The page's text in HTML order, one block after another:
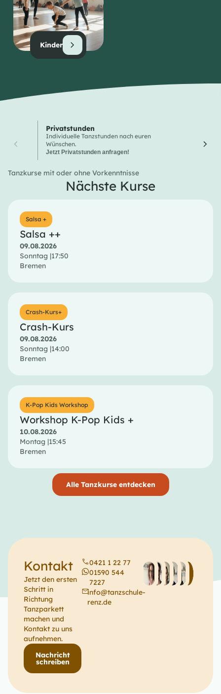
Kinder
Privatstunden
Individuelle Tanzstunden nach euren
Wünschen.
Jetzt Privatstunden anfragen!
Tanzkurse mit oder ohne Vorkenntnisse
Nächste Kurse
Salsa +
Salsa ++
09.08.2026
Sonntag |17:50
Bremen
Crash-Kurs+
Crash-Kurs
09.08.2026
Sonntag |14:00
Bremen
K-Pop Kids Workshop
Workshop K-Pop Kids +
10.08.2026
Montag |15:45
Bremen
Alle Tanzkurse entdecken
Kontakt
Jetzt den ersten
Schritt in
Richtung
Tanzparkett
machen und
Kontakt zu uns
aufnehmen.
Nachricht
schreiben
0421 1 22 77
01590 544
7227
info@tanzschule-
renz.de